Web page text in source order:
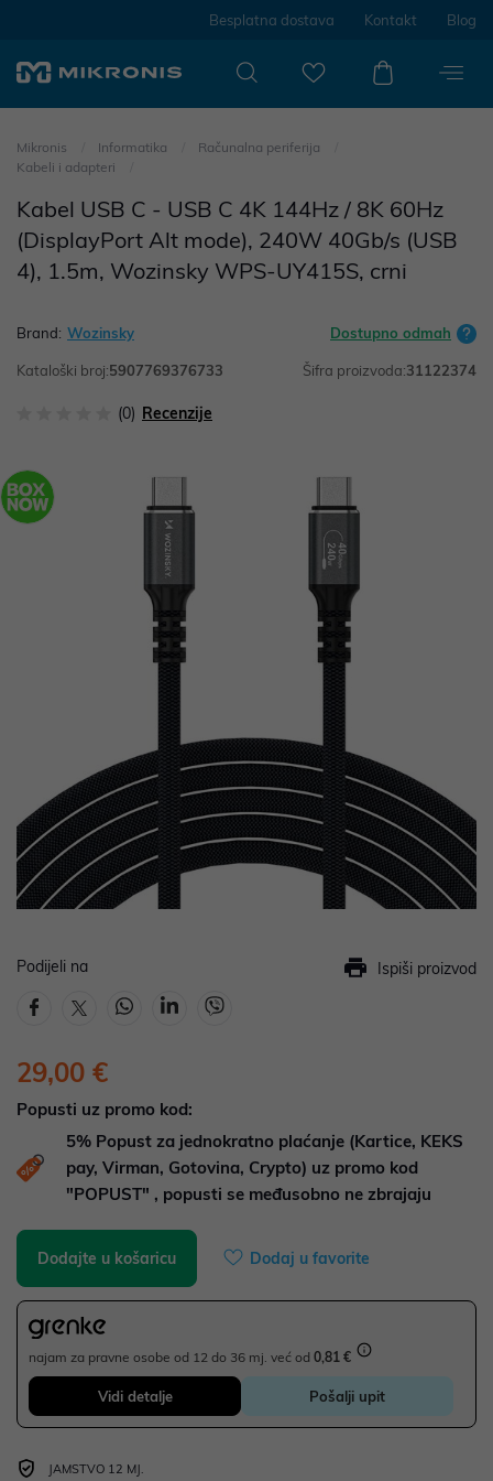
Besplatna dostava Kontakt Blog
Mikronis Informatika
Računalna periferija
Kabeli i adapteri
Kabel USB C - USB C 4K 144Hz / 8K 60Hz
(DisplayPort Alt mode), 240W 40Gb/s (USB
4), 1.5m, Wozinsky WPS-UY415S, crni
Brand: Wozinsky Dostupno odmah
Kataloški broj:5907769376733 Šifra proizvoda:31122374
(0) Recenzije
Podijeli na Ispiši proizvod
29,00 €
Popusti uz promo kod:
5% Popust za jednokratno plaćanje (Kartice, KEKS
pay, Virman, Gotovina, Crypto) uz promo kod
"POPUST" , popusti se međusobno ne zbrajaju
Dodajte u košaricu Dodaj u favorite
najam za pravne osobe od 12 do 36 mj. već od 0,81 €
Vidi detalje Pošalji upit
JAMSTVO 12 MJ.